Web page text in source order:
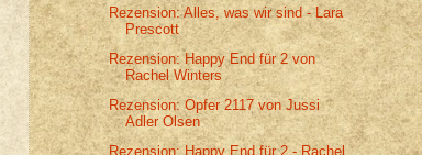
Rezension: Alles, was wir sind - Lara
Prescott
Rezension: Happy End für 2 von
Rachel Winters
Rezension: Opfer 2117 von Jussi
Adler Olsen
Rezension: Happy End für 2 - Rachel